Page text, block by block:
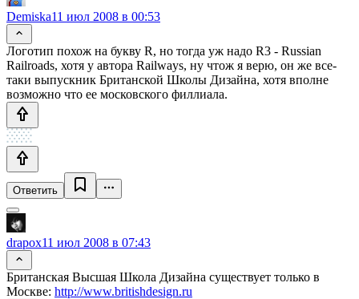
Demiska11 июл 2008 в 00:53
Логотип похож на букву R, но тогда уж надо R3 - Russian
Railroads, хотя у автора Railways, ну чтож я верю, он же все-
таки выпускник Британской Школы Дизайна, хотя вполне
возможно что ее московского филлиала.
Ответить
drapox11 июл 2008 в 07:43
Британская Высшая Школа Дизайна существует только в
Москве: http://www.britishdesign.ru